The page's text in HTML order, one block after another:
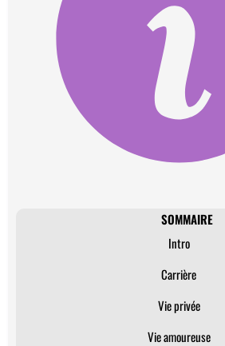
Comment devenir contributeur?
SOMMAIRE
Intro
Carrière
Vie privée
Vie amoureuse